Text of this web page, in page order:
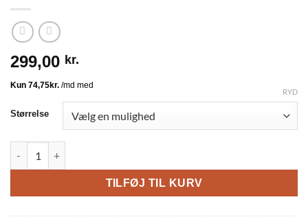
299,00 kr.
Størrelse
RYD
TILFØJ TIL KURV